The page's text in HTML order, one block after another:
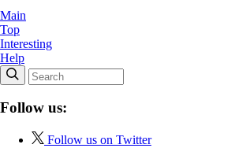
Main
Top
Interesting
Help
Follow us:
Follow us on Twitter